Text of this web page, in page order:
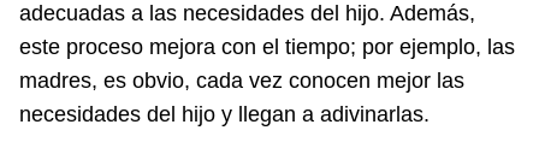
adecuadas a las necesidades del hijo. Además,
este proceso mejora con el tiempo; por ejemplo, las
madres, es obvio, cada vez conocen mejor las
necesidades del hijo y llegan a adivinarlas.